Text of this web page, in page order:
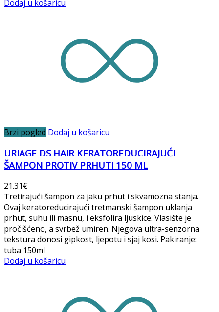
Dodaj u košaricu
Brzi pogled Dodaj u košaricu
URIAGE DS HAIR KERATOREDUCIRAJUĆI
ŠAMPON PROTIV PRHUTI 150 ML
21.31€
Tretirajući šampon za jaku prhut i skvamozna stanja.
Ovaj keratoreducirajući tretmanski šampon uklanja
prhut, suhu ili masnu, i eksfolira ljuskice. Vlasište je
pročišćeno, a svrbež umiren. Njegova ultra-senzorna
tekstura donosi gipkost, ljepotu i sjaj kosi. Pakiranje:
tuba 150ml
Dodaj u košaricu